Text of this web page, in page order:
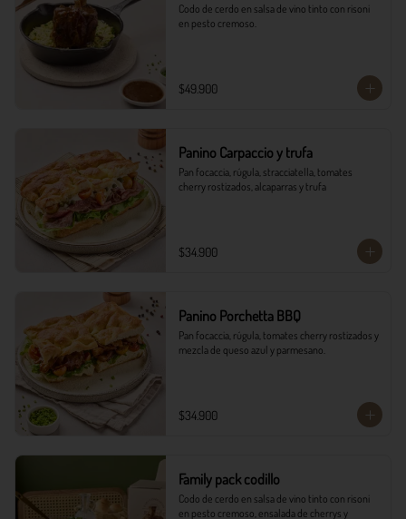
Codo de cerdo en salsa de vino tinto con risoni
en pesto cremoso.​
$49.900
Panino Carpaccio y trufa
Pan focaccia, rúgula, stracciatella, tomates
cherry rostizados, alcaparras y trufa
$34.900
Panino Porchetta BBQ
Pan focaccia, rúgula, tomates cherry rostizados y
mezcla de queso azul y parmesano.
$34.900
Family pack codillo
Codo de cerdo en salsa de vino tinto con risoni
en pesto cremoso, ensalada de cherrys y